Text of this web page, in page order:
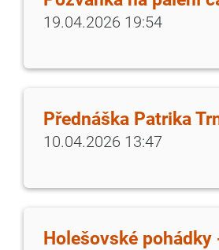
19.04.2026 19:54
Přednáška Patrika
10.04.2026 13:47
Holešovské pohádky